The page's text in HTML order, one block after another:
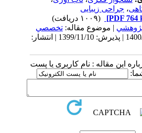
،جراحی زیبایی
| موضوع مقاله:تخصصي
دریافت: 1400/2/28 | پذیرش: 1399/11/10 | انتشار:
این مقاله : نام کاربری یا پست